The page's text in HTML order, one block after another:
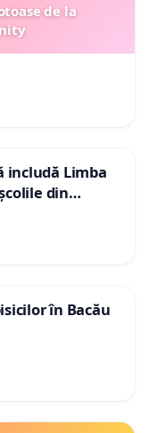
de la
includă Limba
din
în Bacău